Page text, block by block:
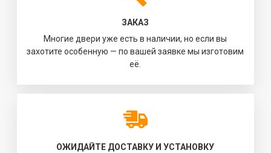
ЗАКАЗ
Многие двери уже есть в наличии, но если вы
захотите особенную — по вашей заявке мы изготовим
её.
ОЖИДАЙТЕ ДОСТАВКУ И УСТАНОВКУ